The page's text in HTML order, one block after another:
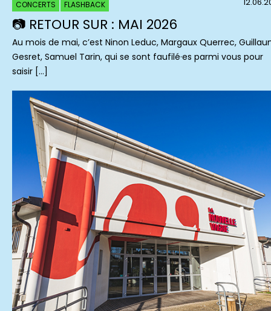
CONCERTS FLASHBACK
📷 RETOUR SUR : MAI 2026
Au mois de mai, c’est Ninon Leduc, Margaux Querrec,
Gesret, Samuel Tarin, qui se sont faufilé·es parmi vous pour
saisir […]